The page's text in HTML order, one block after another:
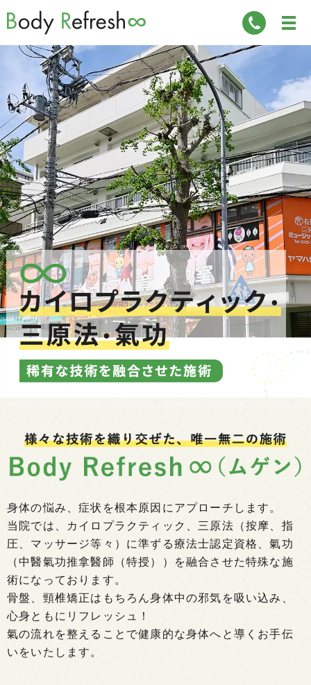
身体の悩み、症状を根本原因にアプローチします。
当院では、カイロプラクティック、三原法（按摩、指
圧、マッサージ等々）に準ずる療法士認定資格、氣功
（中醫氣功推拿醫師（特授））を融合させた特殊な施
術になっております。
骨盤、頸椎矯正はもちろん身体中の邪気を吸い込み、
心身ともにリフレッシュ！
氣の流れを整えることで健康的な身体へと導くお手伝
いをいたします。